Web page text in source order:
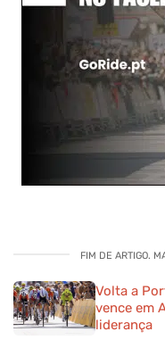
FIM DE ARTIGO.
Volta a
vence em
liderança